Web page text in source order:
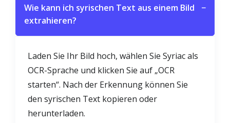
Wie kann ich syrischen Text aus einem Bild
extrahieren?
−
Laden Sie Ihr Bild hoch, wählen Sie Syriac als
OCR-Sprache und klicken Sie auf „OCR
starten“. Nach der Erkennung können Sie
den syrischen Text kopieren oder
herunterladen.